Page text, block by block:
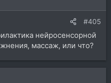
#405
нейросенсорной
массаж, или что?